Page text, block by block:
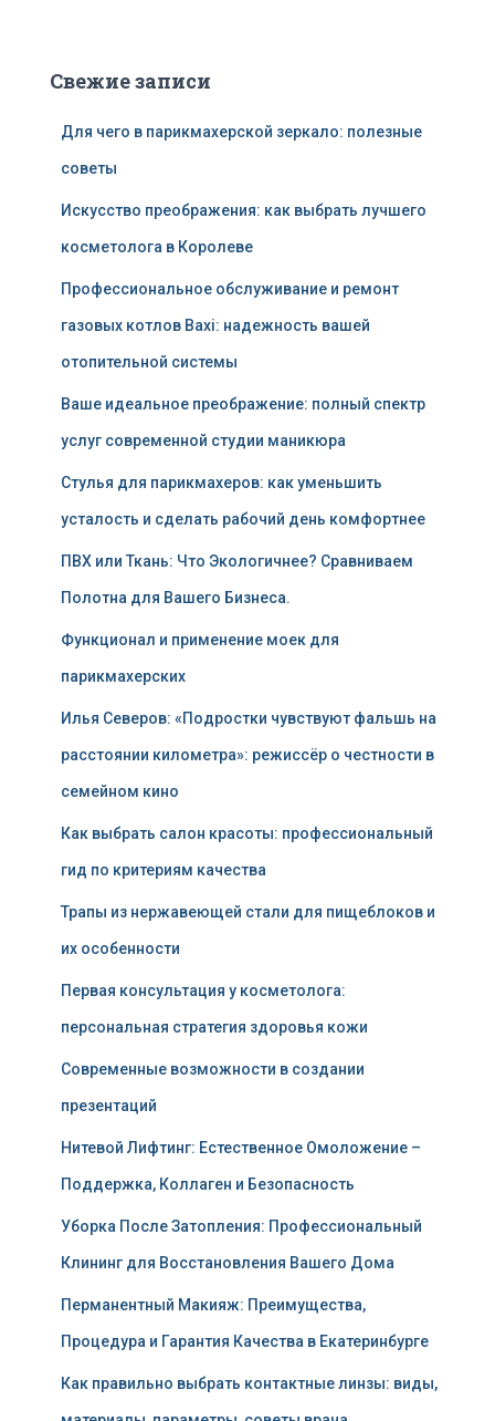
Свежие записи
Для чего в парикмахерской зеркало: полезные
советы
Искусство преображения: как выбрать лучшего
косметолога в Королеве
Профессиональное обслуживание и ремонт
газовых котлов Baxi: надежность вашей
отопительной системы
Ваше идеальное преображение: полный спектр
услуг современной студии маникюра
Стулья для парикмахеров: как уменьшить
усталость и сделать рабочий день комфортнее
ПВХ или Ткань: Что Экологичнее? Сравниваем
Полотна для Вашего Бизнеса.
Функционал и применение моек для
парикмахерских
Илья Северов: «Подростки чувствуют фальшь на
расстоянии километра»: режиссёр о честности в
семейном кино
Как выбрать салон красоты: профессиональный
гид по критериям качества
Трапы из нержавеющей стали для пищеблоков и
их особенности
Первая консультация у косметолога:
персональная стратегия здоровья кожи
Современные возможности в создании
презентаций
Нитевой Лифтинг: Естественное Омоложение –
Поддержка, Коллаген и Безопасность
Уборка После Затопления: Профессиональный
Клининг для Восстановления Вашего Дома
Перманентный Макияж: Преимущества,
Процедура и Гарантия Качества в Екатеринбурге
Как правильно выбрать контактные линзы: виды,